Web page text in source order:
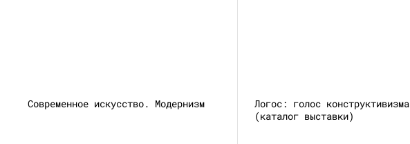
Современное искусство. Модернизм
Логос: голос конструктивизма
(каталог выставки)